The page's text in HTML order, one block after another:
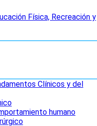
Física, Recreación y
Clínicos y del
humano